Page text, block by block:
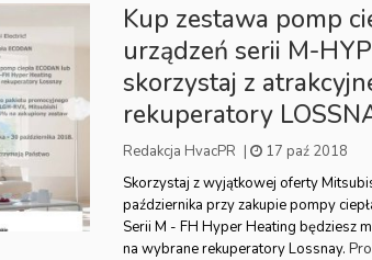
Kup zestawa pomp
urządzeń serii M-
skorzystaj z
rekuperatory
Redakcja HvacPR |
17 paź 2018
Skorzystaj z wyjątkowej oferty
października przy zakupie pompy
Serii M - FH Hyper Heating będziesz
na wybrane rekuperatory Lossnay.